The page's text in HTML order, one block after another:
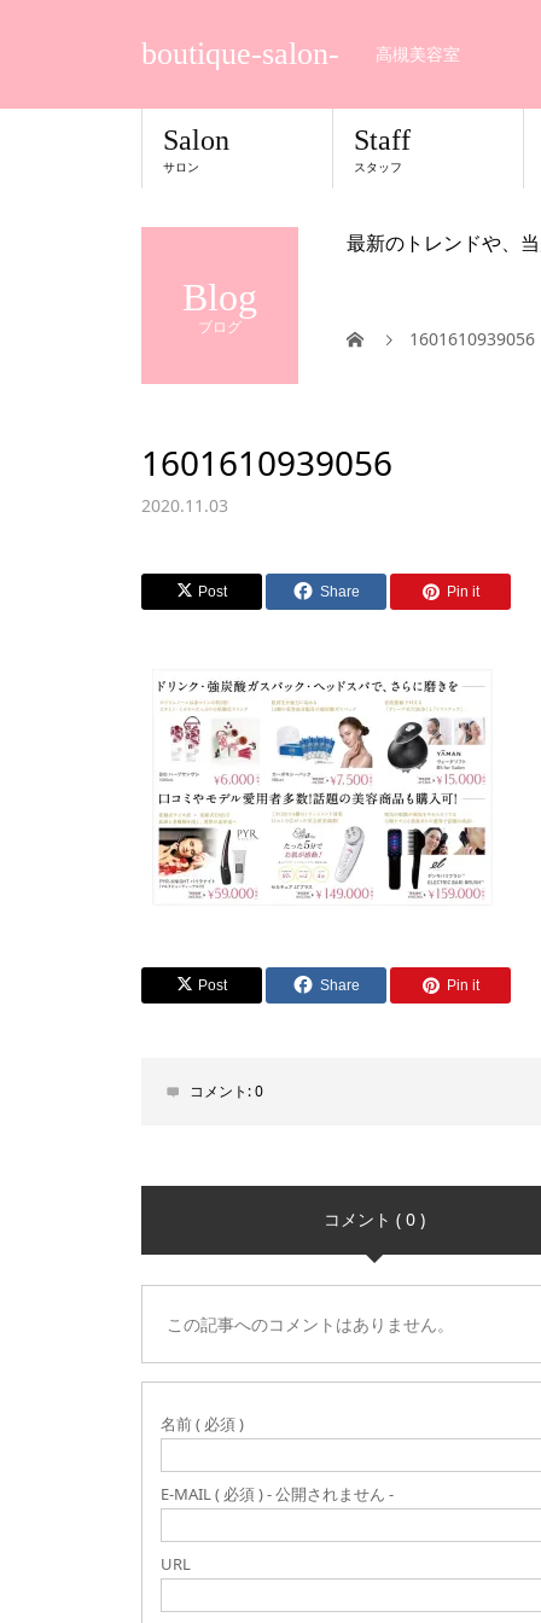
boutique-salon- 高槻美容室
Salon
サロン
Staff
スタッフ
Blog
ブログ
最新のトレンドや、
1601610939056
1601610939056
2020.11.03
Post Share Pin it
Post Share Pin it
コメント:0
コメント ( 0 )
この記事へのコメントはありません。
名前 ( 必須 )
E-MAIL ( 必須 ) - 公開されません -
URL